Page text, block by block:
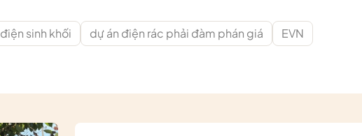
điện sinh khối dự án điện rác phải đàm phán giá
EVN